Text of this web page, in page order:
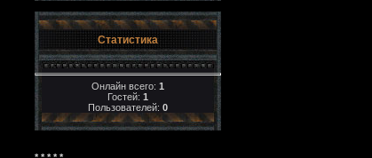
Статистика
Онлайн всего: 1
Гостей: 1
Пользователей: 0